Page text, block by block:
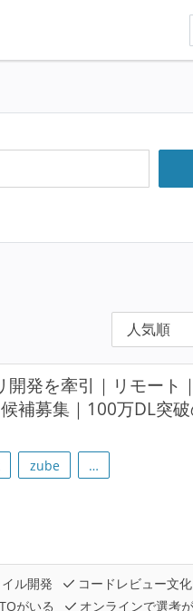
発を牽引｜リモート
補募集｜100万DL突
zube …
ル開発
コードレビュー文化
がいる オンラインで選考